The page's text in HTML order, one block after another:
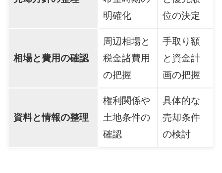
明確化
位の決定
相場と費用の確認
周辺相場と
税金諸費用
の把握
手取り額
と資金計
画の把握
資料と情報の整理
権利関係や
土地条件の
確認
具体的な
売却条件
の検討